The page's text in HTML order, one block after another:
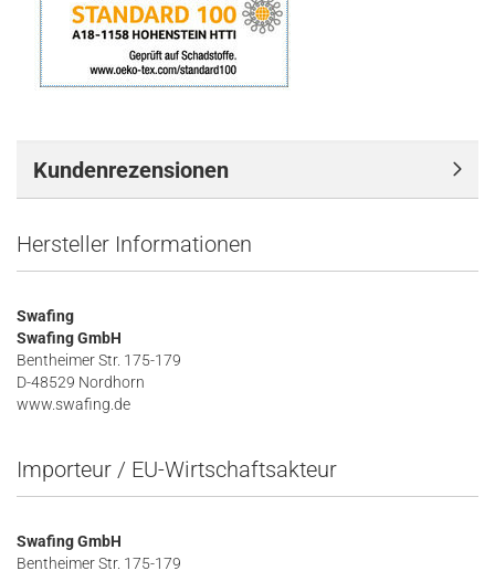
Kundenrezensionen
Hersteller Informationen
Swafing
Swafing GmbH
Bentheimer Str. 175-179
D-48529 Nordhorn
www.swafing.de
Importeur / EU-Wirtschaftsakteur
Swafing GmbH
Bentheimer Str. 175-179